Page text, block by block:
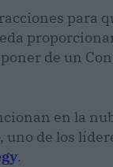
para
de un
en la
de los
.